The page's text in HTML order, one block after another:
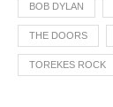
BOB DYLAN
THE DOORS
TOREKES ROCK